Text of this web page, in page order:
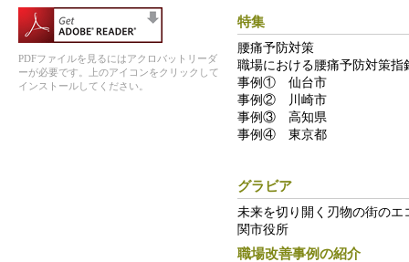
PDFファイルを見るにはアクロバットリーダ
ーが必要です。上のアイコンをクリックして
インストールしてください。
特集
腰痛予防対策
職場における腰痛予防対策指
事例① 仙台市
事例② 川崎市
事例③ 高知県
事例④ 東京都
グラビア
未来を切り開く刃物の街のエ
関市役所
職場改善事例の紹介